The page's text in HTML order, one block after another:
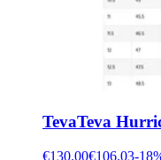
TevaTeva
€130.00€106.03-18